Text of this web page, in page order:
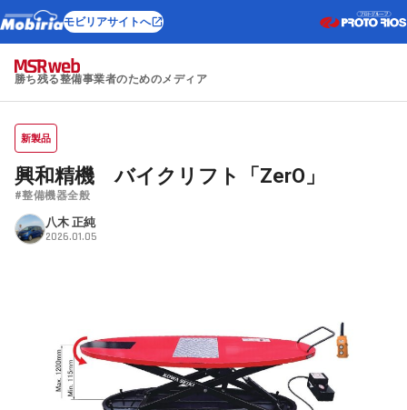
モビリアサイトへ
勝ち残る整備事業者のためのメディア
新製品
興和精機 バイクリフト「ZerO」
#整備機器全般
八木 正純
2026.01.05